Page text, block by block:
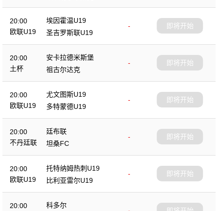
篮
20:00
欧联U19
埃因霍温U19
-
圣吉罗斯联U19
即将开始
20:00
土杯
安卡拉德米斯堡
-
祖古尔达克
即将开始
20:00
欧联U19
尤文图斯U19
-
多特蒙德U19
即将开始
20:00
不丹廷联
廷布联
-
坦桑FC
即将开始
20:00
欧联U19
托特纳姆热刺U19
-
比利亚雷尔U19
即将开始
20:00
科多尔